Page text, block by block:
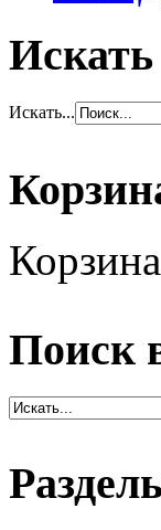
Искать
Искать...
Поиск